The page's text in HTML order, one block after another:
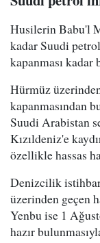
Husilerin Babu'l
kadar Suudi
kapanması
Hürmüz
kapanmasından
Suudi Arabistan
Kızıldeniz'e
özellikle hassas
Denizcilik
üzerinden geçen
Yenbu ise 1
hazır